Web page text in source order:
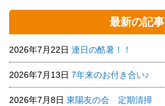
最新の記事
2026年7月22日 連日の酷暑！！
2026年7月13日 7年来のお付き合い♪
2026年7月8日 東陽友の会 定期清掃